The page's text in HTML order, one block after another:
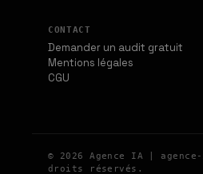
CONTACT
Demander un audit gratuit
Mentions légales
CGU
© 2026 Agence IA |
droits réservés.